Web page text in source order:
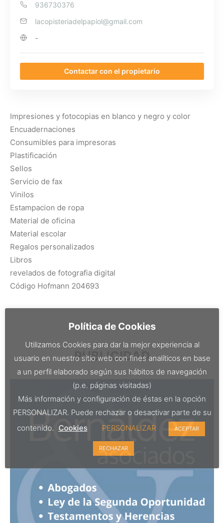
936730376
lacopisteriadelpapiol@gmail.com
-
Contactar con el propietario
Impresiones y fotocopias en blanco y negro y color
Encuadernaciones
Consumibles para impresoras
Plastificación
Sellos
Servicio de fax
Vinilos
Estampacion de ropa
Material de oficina
Material escolar
Regalos personalizados
Libros
revelados de fotografia digital
Código Hofmann 204693
PUBLICIDAD
Política de Cookies
Utilizamos Cookies para dar la mejor experiencia al
usuario en nuestro sitio web con fines analíticos en base
a un perfil elaborado según sus hábitos de navegación
(p.e. páginas visitadas)
Más información y configuración de éstas en la opción
PERSONALIZAR. Puede rechazar o desactivar parte de su
contenido. Cookies PERSONALIZAR ACEPTAR
RECHAZAR